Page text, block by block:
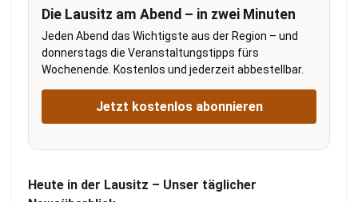
Die Lausitz am Abend – in zwei Minuten
Jeden Abend das Wichtigste aus der Region – und
donnerstags die Veranstaltungstipps fürs
Wochenende. Kostenlos und jederzeit abbestellbar.
Jetzt kostenlos abonnieren
Heute in der Lausitz – Unser täglicher